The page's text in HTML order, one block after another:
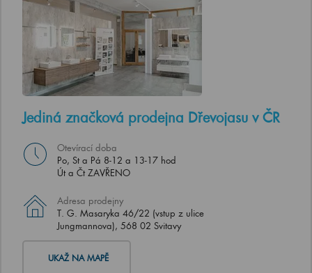
Jediná značková prodejna Dřevojasu v ČR
Otevírací doba
Po, St a Pá 8-12 a 13-17 hod
Út a Čt ZAVŘENO
Adresa prodejny
T. G. Masaryka 46/22 (vstup z ulice
Jungmannova), 568 02 Svitavy
UKAŽ NA MAPĚ